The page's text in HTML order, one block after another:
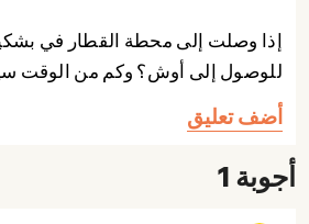
إذا وصلت إلى محطة القطار في
للوصول إلى أوش؟ وكم من الوقت
أضف تعليق
أجوبة 1